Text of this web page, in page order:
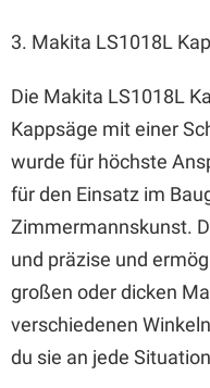
3. Makita LS1018L
Die Makita LS1018L
Kappsäge mit einer
wurde für höchste
für den Einsatz im
Zimmermannskunst.
und präzise und
großen oder dicken
verschiedenen
du sie an jede